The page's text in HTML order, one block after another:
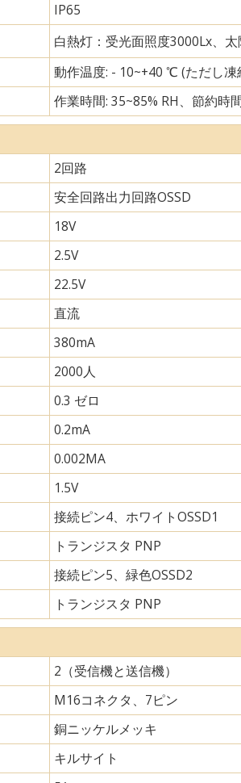
IP65
白熱灯：受光面照度3000Lx、
動作温度: - 10~+40 ℃ (ただし
作業時間: 35~85% RH、節約時
2回路
安全回路出力回路OSSD
18V
2.5V
22.5V
直流
380mA
2000人
0.3 ゼロ
0.2mA
0.002MA
1.5V
接続ピン4、ホワイトOSSD1
トランジスタ PNP
接続ピン5、緑色OSSD2
トランジスタ PNP
2（受信機と送信機）
M16コネクタ、7ピン
銅ニッケルメッキ
キルサイト